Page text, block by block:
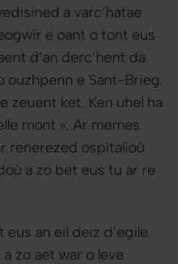
a varc’hatae
e oant o tont eus
d’an derc’hent da
ouzhpenn e Sant-Brieg.
zeuent ket. Ken uhel ha
mont ». Ar memes
renerezed ospitalioù
a zo bet eus tu ar re
an eil deiz d’egile.
zo aet war o leve